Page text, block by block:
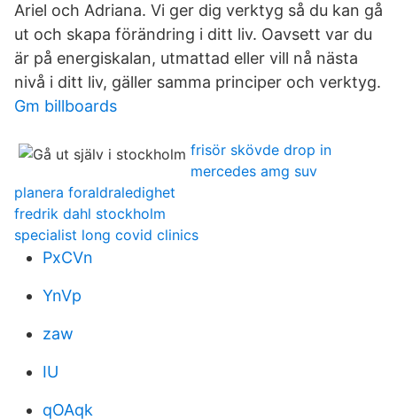
Ariel och Adriana. Vi ger dig verktyg så du kan gå
ut och skapa förändring i ditt liv. Oavsett var du
är på energiskalan, utmattad eller vill nå nästa
nivå i ditt liv, gäller samma principer och verktyg.
Gm billboards
frisör skövde drop in
mercedes amg suv
planera foraldraledighet
fredrik dahl stockholm
specialist long covid clinics
PxCVn
YnVp
zaw
IU
qOAqk